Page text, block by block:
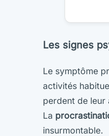
Les signes
Le symptôme
activités
perdent de leur
La
insurmontable.